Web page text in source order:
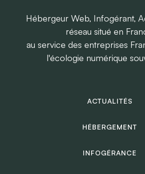
Hébergeur Web, Infogérant,
réseau situé en
au service des entreprises
l'écologie numérique
ACTUALITÉS
HÉBERGEMENT
INFOGÉRANCE